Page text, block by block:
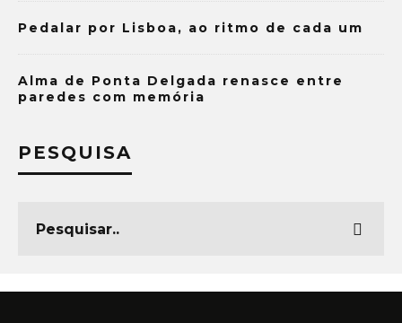
Pedalar por Lisboa, ao ritmo de cada um
Alma de Ponta Delgada renasce entre
paredes com memória
PESQUISA